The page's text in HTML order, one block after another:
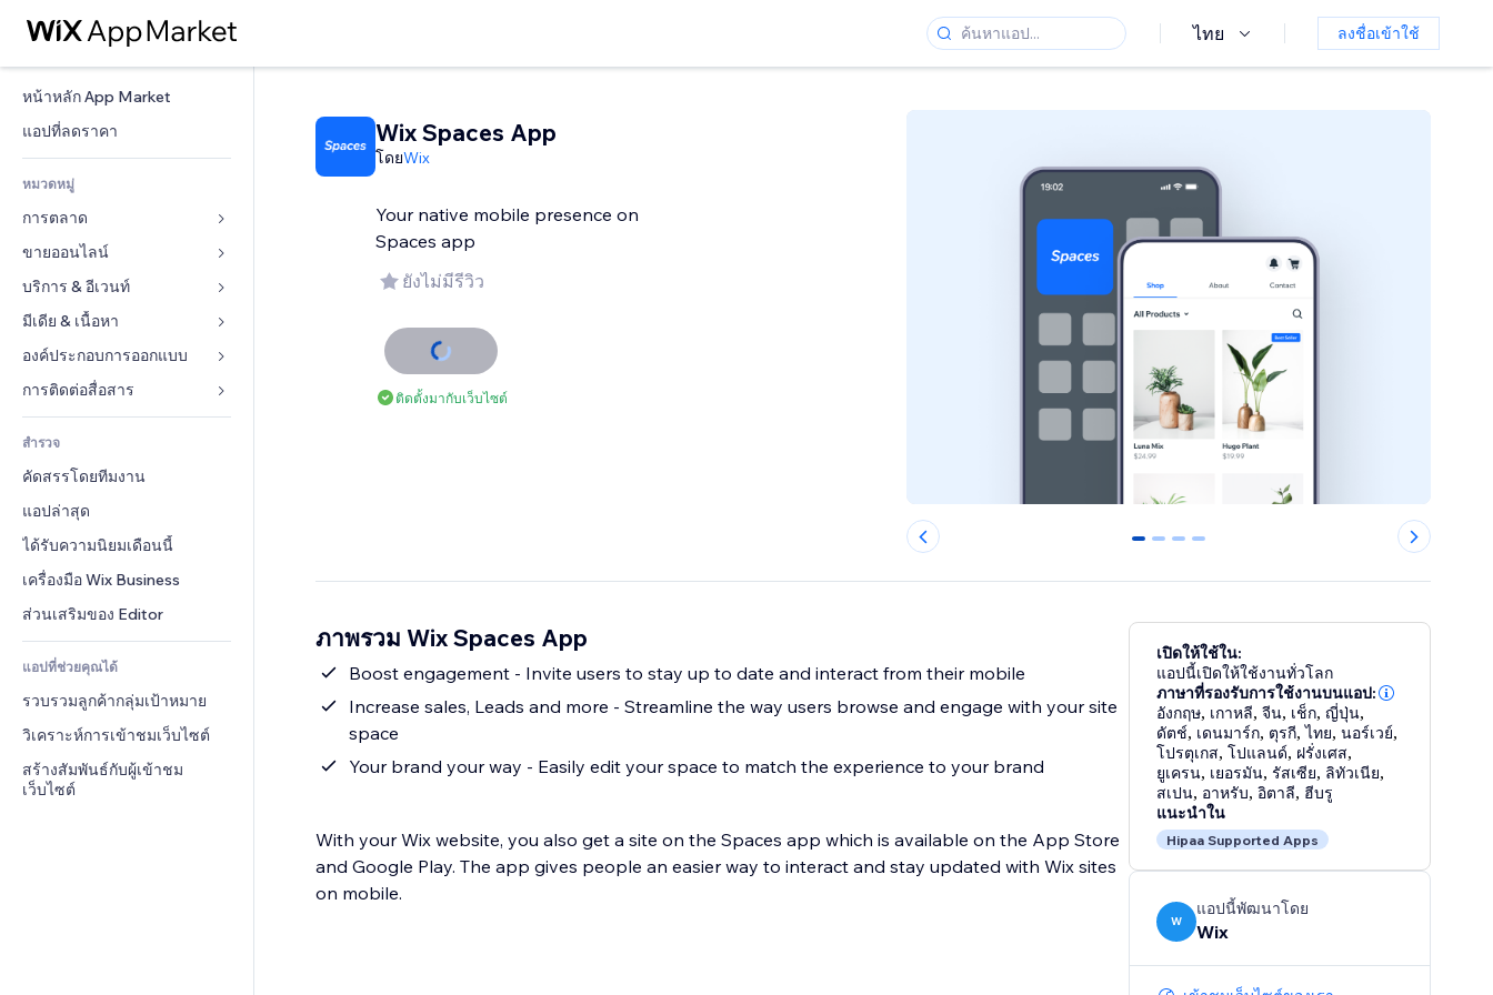
ไทย ลงชื่อเข้าใช้
หน้าหลัก App Market
แอปที่ลดราคา
หมวดหมู่
การตลาด
โฆษณา
โทรศัพท์มือถือ
บทวิเคราะห์
โซเชียล
ทำอันดับเว็บไซต์
อีเมล
ขายออนไลน์
แอปสำหรับร้านค้า
การจัดส่ง & ส่งมอบสินค้า
ปุ่มการจำหน่าย
คอร์สออนไลน์
บัญชี
คูปอง & ความภักดีในแบรนด์
โซลูชันคลังสินค้า
การดรอปชิป
(Crowdfunding)
อาหาร & เครื่องดื่ม
บริการ & อีเวนท์
โรงแรม
อีเวนท์
ร้านอาหาร
อสังหาริมทรัพย์
การจอง
มีเดีย & เนื้อหา
แกลเลอรี
เพลง
พอดแคสต์
การถ่ายภาพ
วิดีโอ
PDF
การแชร์ไฟล์
ข่าว
องค์ประกอบการออกแบบ
แผนที่  & การนำทาง
ส่วนบุคคล & ความปลอดภัย
นาฬิกา
เทมเพลตเพจ
เอฟเฟกต์รูปภาพ
ปุ่ม & เมนู
แบนเนอร์ & สัญลักษณ์
เครื่องคำนวน
ค้นหา
อากาศ
แผนภูมิ & ตาราง
แบบฟอร์ม
แบบสำรวจ
แชต
หมายเหตุ
โทรศัพท์
ชุมชน
รีวิว & การรับรอง
CRM
สำรวจ
คัดสรรโดยทีมงาน
แอปล่าสุด
ได้รับความนิยมเดือนนี้
เครื่องมือ Wix Business
ส่วนเสริมของ Editor
แอปที่ช่วยคุณได้
รวบรวมลูกค้ากลุ่มเป้าหมาย
วิเคราะห์การเข้าชมเว็บไซต์
สร้างสัมพันธ์กับผู้เข้าชม
เว็บไซต์
Wix Spaces App
โดยWix
Your native mobile presence on
Spaces app
ยังไม่มีรีวิว
ติดตั้งมากับเว็บไซต์
0 1 2 3
ภาพรวม Wix Spaces App
Boost engagement - Invite users to stay up to date and interact from their mobile
Increase sales, Leads and more - Streamline the way users browse and engage with your site
space
Your brand your way - Easily edit your space to match the experience to your brand
With your Wix website, you also get a site on the Spaces app which is available on the App Store
and Google Play. The app gives people an easier way to interact and stay updated with Wix sites
on mobile.
เปิดให้ใช้ใน:
แอปนี้เปิดให้ใช้งานทั่วโลก
ภาษาที่รองรับการใช้งานบนแอป:
อังกฤษ, เกาหลี,จีน, เช็ก,ญี่ปุ่น,
ดัตช์, เดนมาร์ก, ตุรกี,ไทย,นอร์เวย์,
โปรตุเกส,โปแลนด์, ฝรั่งเศส,
ยูเครน, เยอรมัน,รัสเซีย, ลิทัวเนีย,
สเปน, อาหรับ,อิตาลี, ฮีบรู
แนะนำใน
Hipaa Supported Apps
W
แอปนี้พัฒนาโดย
Wix